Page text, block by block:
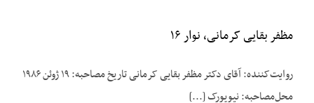
مظفر بقایی کرمانی، نوار ۱۶
روایت‌کننده: آقای دکتر مظفر بقایی کرمانی تاریخ مصاحبه: ۱۹ ژوئن ۱۹۸۶
محل‌مصاحبه: نیویورک [...]